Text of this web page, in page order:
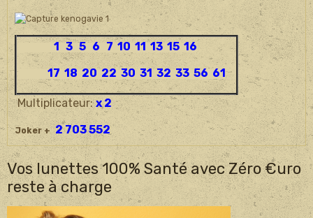
1 3 5 6 7 10 11 13 15 16
17 18 20 22 30 31 32 33 56 61
Multiplicateur:x 2
Joker + 2 703 552
Vos lunettes 100% Santé avec Zéro €uro
reste à charge